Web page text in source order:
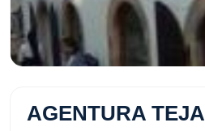
AGENTURA TEJA